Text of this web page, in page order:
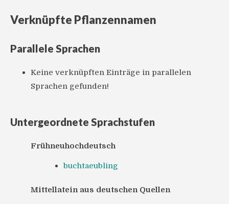
Verknüpfte Pflanzennamen
Parallele Sprachen
Keine verknüpften Einträge in parallelen
Sprachen gefunden!
Untergeordnete Sprachstufen
Frühneuhochdeutsch
buchtaeubling
Mittellatein aus deutschen Quellen